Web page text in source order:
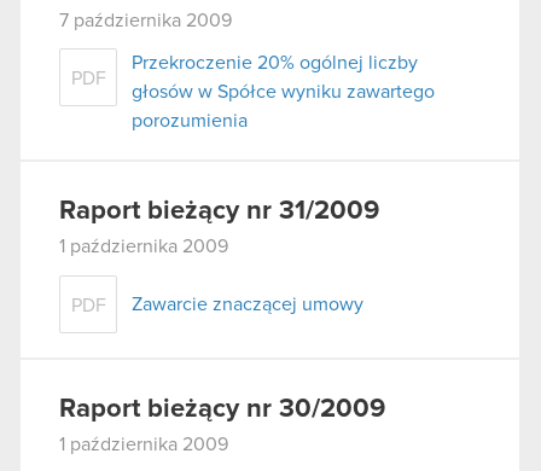
7 października 2009
PDF
Przekroczenie 20% ogólnej liczby
głosów w Spółce wyniku zawartego
porozumienia
Raport bieżący nr 31/2009
1 października 2009
PDF Zawarcie znaczącej umowy
Raport bieżący nr 30/2009
1 października 2009